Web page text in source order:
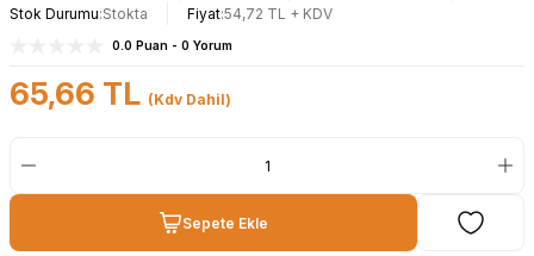
Stok Durumu Stokta Fiyat 54,72 TL + KDV
0.0 Puan - 0 Yorum
65,66 TL (Kdv Dahil)
Sepete Ekle